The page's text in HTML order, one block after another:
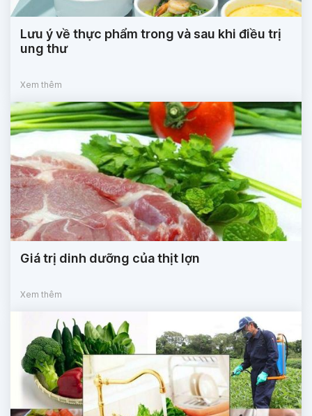
Lưu ý về thực phẩm trong và sau khi điều trị
ung thư
Xem thêm
Giá trị dinh dưỡng của thịt lợn
Xem thêm